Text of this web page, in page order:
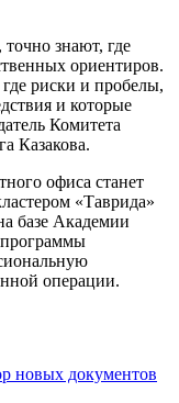
знают, где
ориентиров.
риски и пробелы,
и которые
Комитета
Казакова.
офиса станет
«Таврида»
базе Академии
операции.